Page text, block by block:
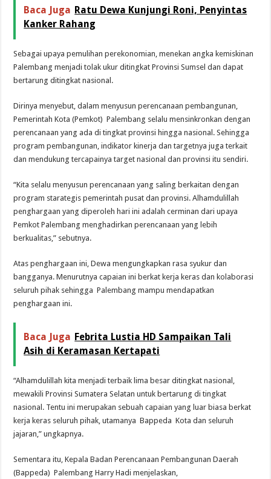
Baca Juga Ratu Dewa Kunjungi Roni, Penyintas
Kanker Rahang
Sebagai upaya pemulihan perekonomian, menekan angka kemiskinan
Palembang menjadi tolak ukur ditingkat Provinsi Sumsel dan dapat
bertarung ditingkat nasional.
Dirinya menyebut, dalam menyusun perencanaan pembangunan,
Pemerintah Kota (Pemkot) Palembang selalu mensinkronkan dengan
perencanaan yang ada di tingkat provinsi hingga nasional. Sehingga
program pembangunan, indikator kinerja dan targetnya juga terkait
dan mendukung tercapainya target nasional dan provinsi itu sendiri.
“Kita selalu menyusun perencanaan yang saling berkaitan dengan
program starategis pemerintah pusat dan provinsi. Alhamdulillah
penghargaan yang diperoleh hari ini adalah cerminan dari upaya
Pemkot Palembang menghadirkan perencanaan yang lebih
berkualitas,” sebutnya.
Atas penghargaan ini, Dewa mengungkapkan rasa syukur dan
bangganya. Menurutnya capaian ini berkat kerja keras dan kolaborasi
seluruh pihak sehingga Palembang mampu mendapatkan
penghargaan ini.
Baca Juga Febrita Lustia HD Sampaikan Tali
Asih di Keramasan Kertapati
“Alhamdulillah kita menjadi terbaik lima besar ditingkat nasional,
mewakili Provinsi Sumatera Selatan untuk bertarung di tingkat
nasional. Tentu ini merupakan sebuah capaian yang luar biasa berkat
kerja keras seluruh pihak, utamanya Bappeda Kota dan seluruh
jajaran,” ungkapnya.
Sementara itu, Kepala Badan Perencanaan Pembangunan Daerah
(Bappeda) Palembang Harry Hadi menjelaskan,